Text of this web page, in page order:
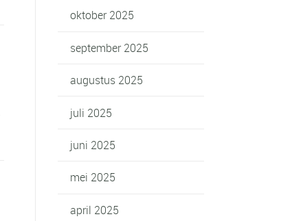
oktober 2025
september 2025
augustus 2025
juli 2025
juni 2025
mei 2025
april 2025